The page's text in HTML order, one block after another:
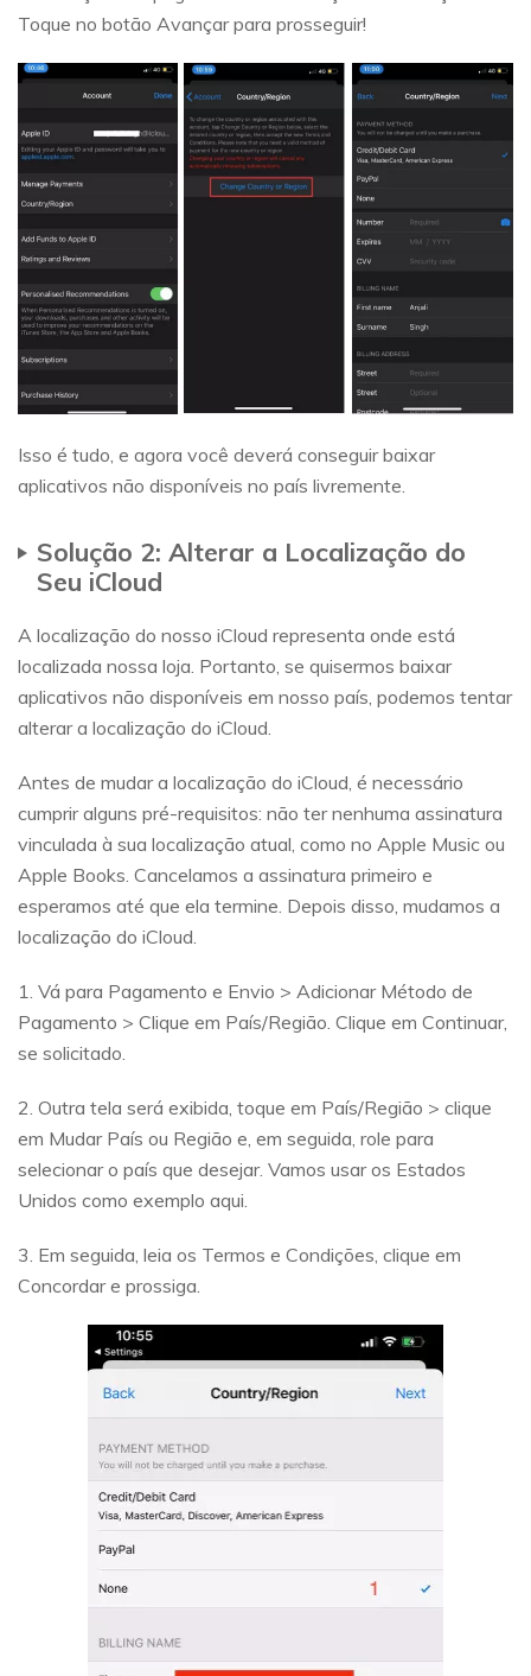
Toque no botão Avançar para prosseguir!
Isso é tudo, e agora você deverá conseguir baixar
aplicativos não disponíveis no país livremente.
Solução 2: Alterar a Localização do
Seu iCloud
A localização do nosso iCloud representa onde está
localizada nossa loja. Portanto, se quisermos baixar
aplicativos não disponíveis em nosso país, podemos tentar
alterar a localização do iCloud.
Antes de mudar a localização do iCloud, é necessário
cumprir alguns pré-requisitos: não ter nenhuma assinatura
vinculada à sua localização atual, como no Apple Music ou
Apple Books. Cancelamos a assinatura primeiro e
esperamos até que ela termine. Depois disso, mudamos a
localização do iCloud.
1. Vá para Pagamento e Envio > Adicionar Método de
Pagamento > Clique em País/Região. Clique em Continuar,
se solicitado.
2. Outra tela será exibida, toque em País/Região > clique
em Mudar País ou Região e, em seguida, role para
selecionar o país que desejar. Vamos usar os Estados
Unidos como exemplo aqui.
3. Em seguida, leia os Termos e Condições, clique em
Concordar e prossiga.